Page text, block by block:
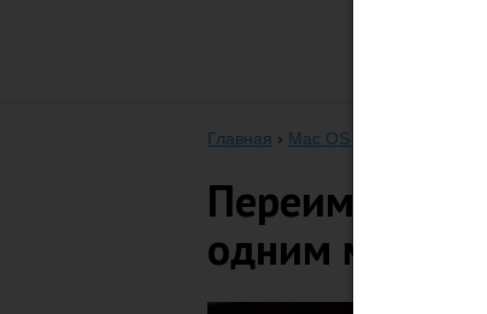
Главная › Mac OS X
одним махом